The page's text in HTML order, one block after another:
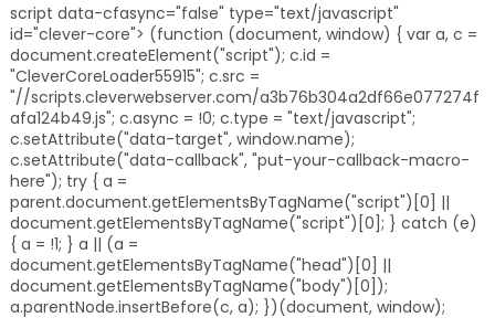
script data-cfasync="false" type="text/javascript"
id="clever-core"> (function (document, window) { var a, c =
document.createElement("script"); c.id =
"CleverCoreLoader55915"; c.src =
"//scripts.cleverwebserver.com/a3b76b304a2df66e077274f
afa124b49.js"; c.async = !0; c.type = "text/javascript";
c.setAttribute("data-target", window.name);
c.setAttribute("data-callback", "put-your-callback-macro-
here"); try { a =
parent.document.getElementsByTagName("script")[0] ||
document.getElementsByTagName("script")[0]; } catch (e)
{ a = !1; } a || (a =
document.getElementsByTagName("head")[0] ||
document.getElementsByTagName("body")[0]);
a.parentNode.insertBefore(c, a); })(document, window);